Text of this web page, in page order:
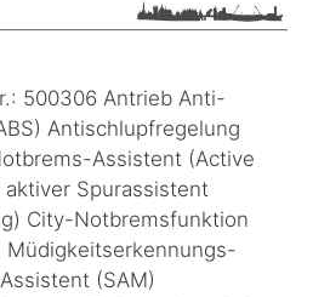
500306 Antrieb Anti-
Antischlupfregelung
Assistent (Active
aktiver Spurassistent
City-Notbremsfunktion
Müdigkeitserkennungs-
(SAM)